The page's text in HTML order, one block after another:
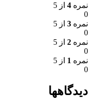
نمره 4 از 5
0
نمره 3 از 5
0
نمره 2 از 5
0
نمره 1 از 5
0
دیدگاهها